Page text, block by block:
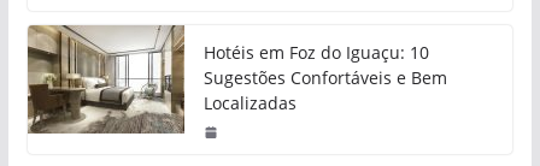
Hotéis em Foz do Iguaçu: 10
Sugestões Confortáveis e Bem
Localizadas